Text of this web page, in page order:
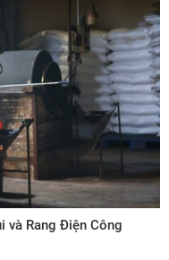
và Rang Điện Công